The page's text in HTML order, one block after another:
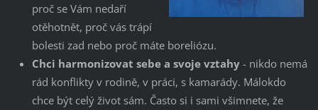
proč se Vám nedaří
otěhotnět, proč vás trápí
bolesti zad nebo proč máte boreliózu.
Chci harmonizovat sebe a svoje vztahy- nikdo nemá
rád konflikty v rodině, v práci, s kamarády. Málokdo
chce být celý život sám. Často si i sami všimnete, že